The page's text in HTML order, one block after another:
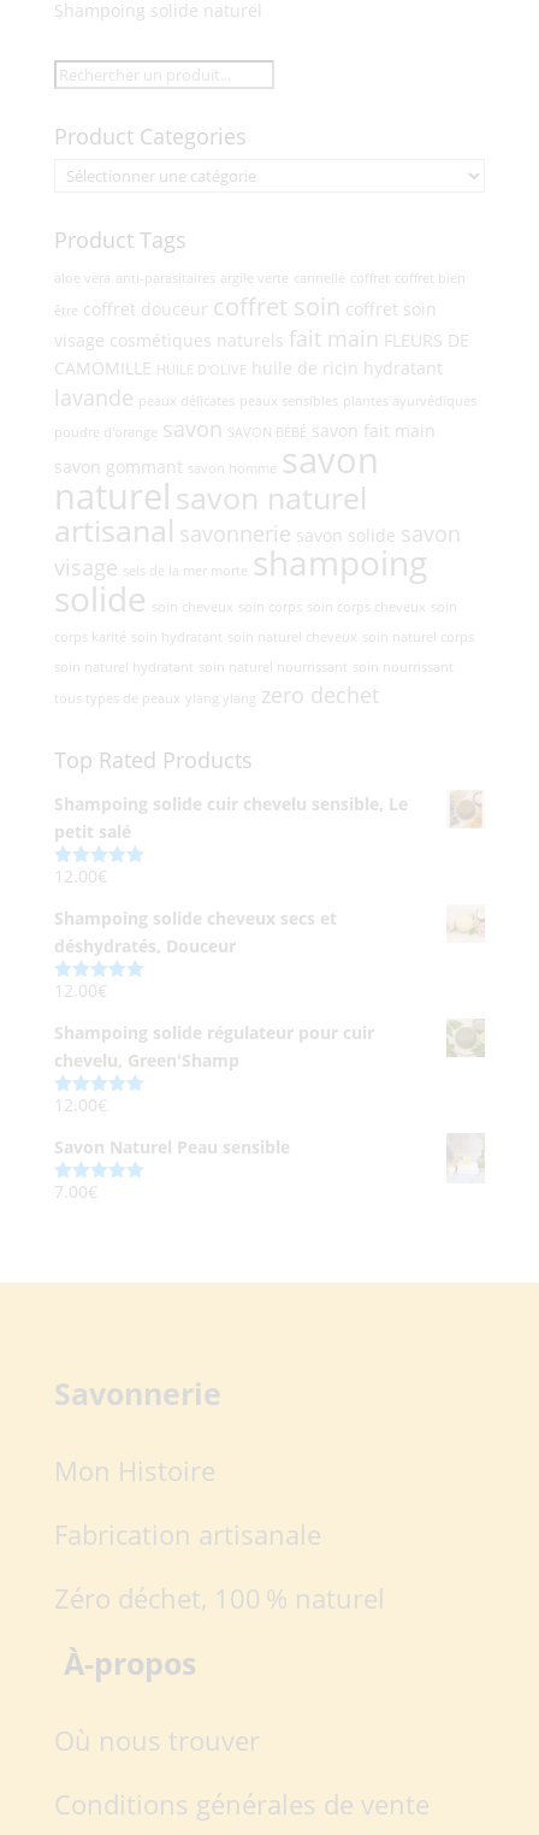
Shampoing solide naturel
Product Categories
Product Tags
aloe vera anti-parasitaires argile verte cannelle coffret coffret bien
être
coffret douceur coffret soin coffret soin
visage cosmétiques naturels fait main FLEURS DE
CAMOMILLE HUILE D'OLIVE huile de ricin hydratant
lavande peaux délicates peaux sensibles plantes ayurvédiques
poudre d'orange
savon SAVON BÉBÉ savon fait main
savon gommant savon homme savon
naturel savon naturel
artisanal savonnerie savon solide savon
visage sels de la mer morte shampoing
solide soin cheveux soin corps soin corps cheveux soin
corps karité
soin hydratant soin naturel cheveux soin naturel corps
soin naturel hydratant soin naturel nourrissant soin nourrissant
tous types de peaux ylang ylang zero dechet
Top Rated Products
Shampoing solide cuir chevelu sensible, Le
petit salé
Note5.00
12.00€
Shampoing solide cheveux secs et
déshydratés, Douceur
Note5.00
12.00€
Shampoing solide régulateur pour cuir
chevelu, Green'Shamp
Note5.00
12.00€
Savon Naturel Peau sensible
Note5.00
7.00€
Savonnerie
Mon Histoire
Fabrication artisanale
Zéro déchet, 100 % naturel
À-propos
Où nous trouver
Conditions générales de vente